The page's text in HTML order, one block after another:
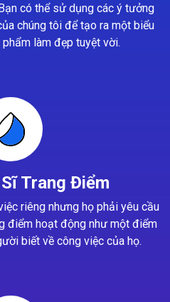
có thể sử dụng các ý tưởng
chúng tôi để tạo ra một biểu
làm đẹp tuyệt vời.
Trang Điểm
riêng nhưng họ phải yêu cầu
điểm hoạt động như một điểm
biết về công việc của họ.